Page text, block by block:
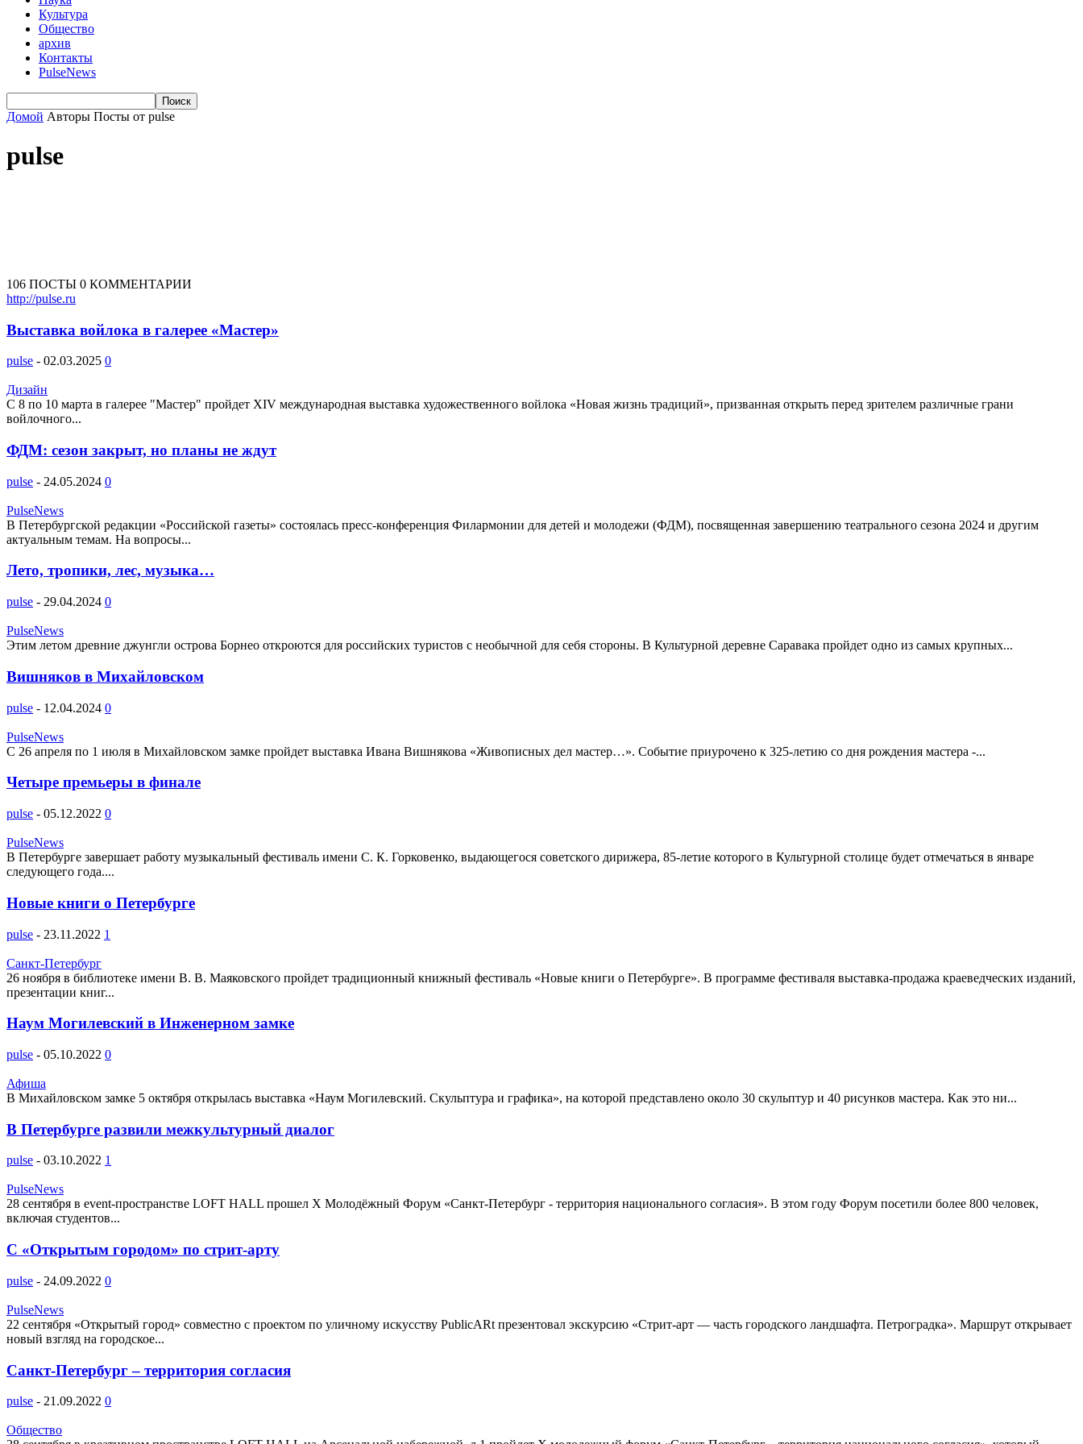
Культура
Общество
архив
Контакты
PulseNews
Домой Авторы Посты от pulse
pulse
106 ПОСТЫ 0 КОММЕНТАРИИ
http://pulse.ru
Выставка войлока в галерее «Мастер»
pulse - 02.03.2025 0
Дизайн
С 8 по 10 марта в галерее "Мастер" пройдет XIV международная выставка художественного войлока «Новая жизнь традиций», призванная открыть перед зрителем различные грани
войлочного...
ФДМ: сезон закрыт, но планы не ждут
pulse - 24.05.2024 0
PulseNews
В Петербургской редакции «Российской газеты» состоялась пресс-конференция Филармонии для детей и молодежи (ФДМ), посвященная завершению театрального сезона 2024 и другим
актуальным темам. На вопросы...
Лето, тропики, лес, музыка…
pulse - 29.04.2024 0
PulseNews
Этим летом древние джунгли острова Борнео откроются для российских туристов с необычной для себя стороны. В Культурной деревне Саравака пройдет одно из самых крупных...
Вишняков в Михайловском
pulse - 12.04.2024 0
PulseNews
С 26 апреля по 1 июля в Михайловском замке пройдет выставка Ивана Вишнякова «Живописных дел мастер…». Событие приурочено к 325-летию со дня рождения мастера -...
Четыре премьеры в финале
pulse - 05.12.2022 0
PulseNews
В Петербурге завершает работу музыкальный фестиваль имени С. К. Горковенко, выдающегося советского дирижера, 85-летие которого в Культурной столице будет отмечаться в январе
следующего года....
Новые книги о Петербурге
pulse - 23.11.2022 1
Санкт-Петербург
26 ноября в библиотеке имени В. В. Маяковского пройдет традиционный книжный фестиваль «Новые книги о Петербурге». В программе фестиваля выставка-продажа краеведческих изданий,
презентации книг...
Наум Могилевский в Инженерном замке
pulse - 05.10.2022 0
Афиша
В Михайловском замке 5 октября открылась выставка «Наум Могилевский. Скульптура и графика», на которой представлено около 30 скульптур и 40 рисунков мастера. Как это ни...
В Петербурге развили межкультурный диалог
pulse - 03.10.2022 1
PulseNews
28 сентября в event-пространстве LOFT HALL прошел Х Молодёжный Форум «Санкт-Петербург - территория национального согласия». В этом году Форум посетили более 800 человек,
включая студентов...
C «Открытым городом» по стрит-арту
pulse - 24.09.2022 0
PulseNews
22 сентября «Открытый город» совместно с проектом по уличному искусству PublicARt презентовал экскурсию «Стрит-арт — часть городского ландшафта. Петроградка». Маршрут открывает
новый взгляд на городское...
Санкт-Петербург – территория согласия
pulse - 21.09.2022 0
Общество